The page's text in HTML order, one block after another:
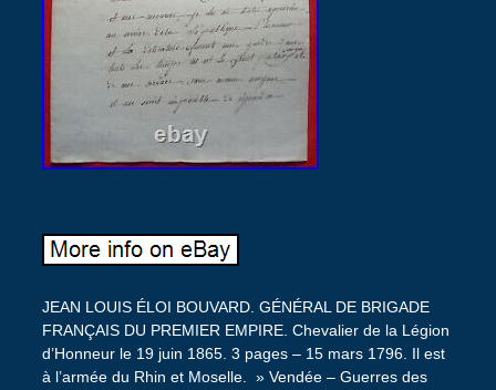
JEAN LOUIS ÉLOI BOUVARD. GÉNÉRAL DE BRIGADE
FRANÇAIS DU PREMIER EMPIRE. Chevalier de la Légion
d’Honneur le 19 juin 1865. 3 pages – 15 mars 1796. Il est
à l’armée du Rhin et Moselle. » Vendée – Guerres des